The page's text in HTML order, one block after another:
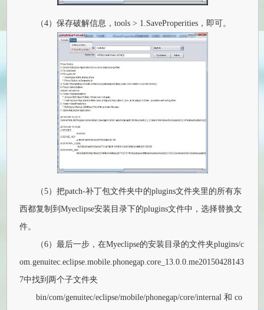
（4）保存破解信息，tools > 1.SaveProperities，即可。
（5）把patch-补丁包文件夹中的plugins文件夹里的所有东
西都复制到Myeclipse安装目录下的plugins文件中，选择替换文
件。
（6）最后一步，在Myeclipse的安装目录的文件夹plugins/c
om.genuitec.eclipse.mobile.phonegap.core_13.0.0.me20150428143
7中找到两个子文件夹
bin/com/genuitec/eclipse/mobile/phonegap/core/internal 和 co